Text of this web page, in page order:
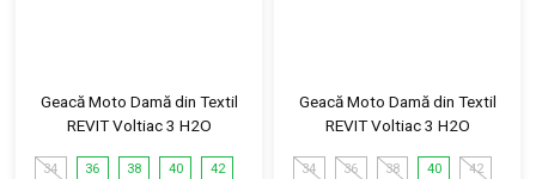
Geacă Moto Damă din Textil
REVIT Voltiac 3 H2O
34 36 38 40 42
Geacă Moto Damă din Textil
REVIT Voltiac 3 H2O
34 36 38 40 42